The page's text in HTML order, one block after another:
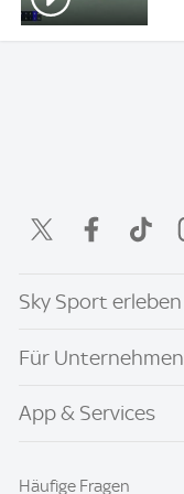
Sky Sport erleben
Für Unternehmen
App & Services
Häufige Fragen